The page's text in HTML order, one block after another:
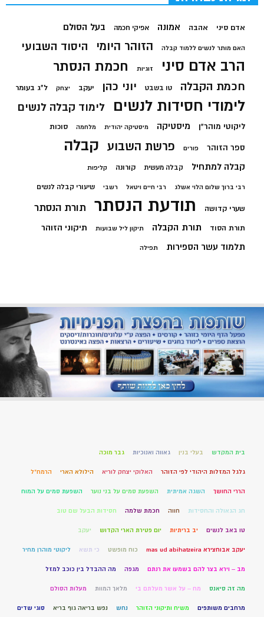
אדם סיני אהבה אמונה אפיקי חכמה בעל הסולם
האם מותר לנשים ללמוד קבלה הזוהר היומי היסוד השבועי
הרב אדם סיני זוגיות חכמת הנסתר
חכמת הקבלה טו בשבט יוני כהן יעקב יצחק ל"ג בעומר
לימודי חסידות לנשים לימוד קבלה לנשים
ליקוטי מוהר"ן מיסטיקה מיסטיקה יהודית מלחמה סוכות
ספר הזוהר פורים פרשת השבוע קבלה
קבלה למתחיל קבלה מעשית קורונה קליפות
רבי ברוך שלום הלוי אשלג רבי חיים ויטאל רשבי שיעורי קבלה לנשים
שערי קדושה תודעת הנסתר תורת הנסתר
תורת הסוד תורת הקבלה תיקון ליל שבועות תיקוני הזוהר
תלמוד עשר הספירות תפילה
בית המקדש בעלי בנין גאווה ואנוכיות גבר מוכה
גלגל המזלות היהודי לפי הזוהר האלוקי יצחק לוריא הילולא הארי הרמח"ל
הררי החושך השגה אמיתית השפעת סמים על בני נוער השפעת סמים על המוח
חג הגאולה והחסידות חווה חכמת שלמה חסידות הבעל שם טוב
טו באב לנשים יב בריתיות יום פטירת הארי הקדוש יעקב
יעקב אבוחצירא mas ud abihatzeira כוח מופשט כי תשא ליקוטי מוהרן מחיר
מב – וירא בצר להם בשמעו את רנתם מגפה מה ההבדל בין כוכב למזל
מה זה סיאנס מח – על אשר מעלתם בי מלאך המוות מעלות הסולם
מרחבים משותפים משיח ותיקוני הזוהר נחש נפש בריאה גוף בריא סוגי שדים